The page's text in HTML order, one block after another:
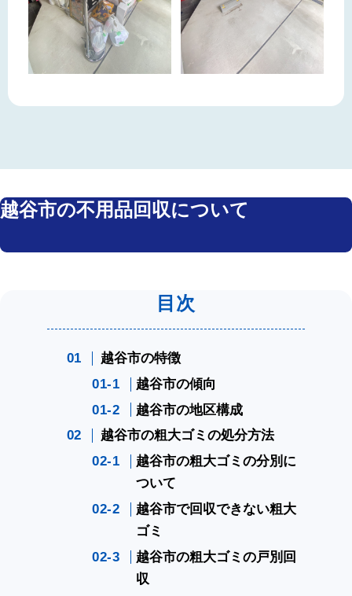
越谷市の不用品回収について
越谷市の特徴
越谷市の傾向
越谷市の地区構成
越谷市の粗大ゴミの処分方法
越谷市の粗大ゴミの分別に
ついて
越谷市で回収できない粗大
ゴミ
越谷市の粗大ゴミの戸別回
収